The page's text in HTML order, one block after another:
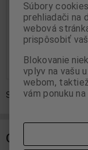
Výrobca:SCHUCO
Katalógové číslo: SC-
Skladom:1 ks
55,95 EUR69,95
Pridať do
Strana1z1Celkom
ODBER
Súbory
prehliadači na
webová
prispôsobiť
Blokovanie
vplyv na vašu
webom,
vám ponuku